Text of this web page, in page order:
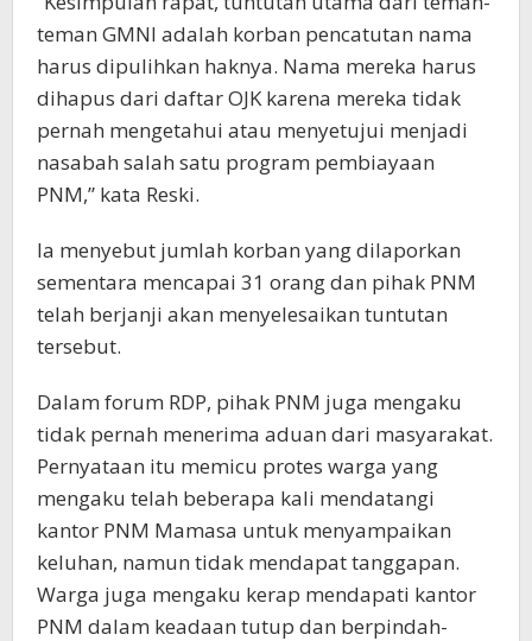
teman GMNI adalah korban pencatutan nama
harus dipulihkan haknya. Nama mereka harus
dihapus dari daftar OJK karena mereka tidak
pernah mengetahui atau menyetujui menjadi
nasabah salah satu program pembiayaan
PNM,” kata Reski.
Ia menyebut jumlah korban yang dilaporkan
sementara mencapai 31 orang dan pihak PNM
telah berjanji akan menyelesaikan tuntutan
tersebut.
Dalam forum RDP, pihak PNM juga mengaku
tidak pernah menerima aduan dari masyarakat.
Pernyataan itu memicu protes warga yang
mengaku telah beberapa kali mendatangi
kantor PNM Mamasa untuk menyampaikan
keluhan, namun tidak mendapat tanggapan.
Warga juga mengaku kerap mendapati kantor
PNM dalam keadaan tutup dan berpindah-